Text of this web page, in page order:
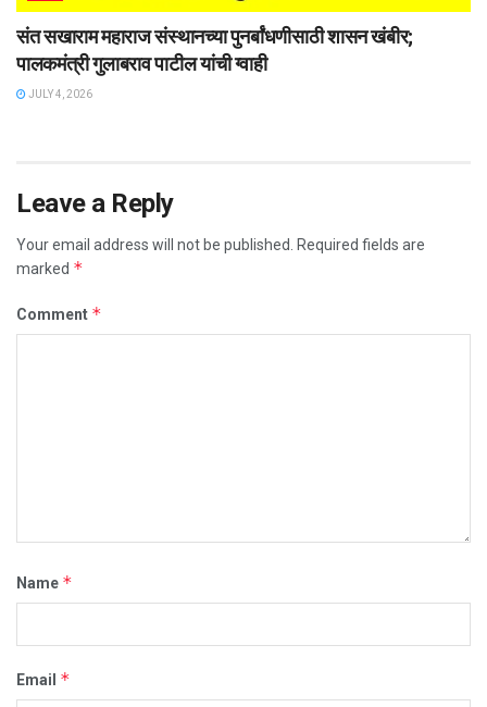
संत सखाराम महाराज संस्थानच्या पुनर्बांधणीसाठी शासन खंबीर;
पालकमंत्री गुलाबराव पाटील यांची ग्वाही
JULY 4, 2026
Leave a Reply
Your email address will not be published.
Required fields are
marked *
Comment *
Name *
Email *